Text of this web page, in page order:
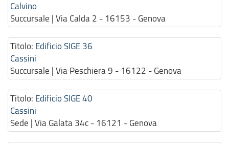
Calvino
Succursale | Via Calda 2 - 16153 - Genova
Titolo: Edificio SIGE 36
Cassini
Succursale | Via Peschiera 9 - 16122 - Genova
Titolo: Edificio SIGE 40
Cassini
Sede | Via Galata 34c - 16121 - Genova